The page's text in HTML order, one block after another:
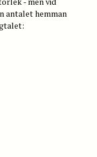
antalet hemman